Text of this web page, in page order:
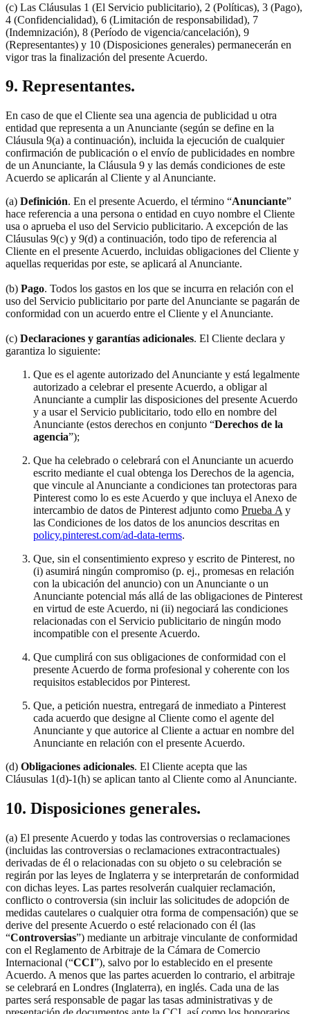
(c) Las Cláusulas 1 (El Servicio publicitario), 2 (Políticas), 3 (Pago),
4 (Confidencialidad), 6 (Limitación de responsabilidad), 7
(Indemnización), 8 (Período de vigencia/cancelación), 9
(Representantes) y 10 (Disposiciones generales) permanecerán en
vigor tras la finalización del presente Acuerdo.
9. Representantes.
En caso de que el Cliente sea una agencia de publicidad u otra
entidad que representa a un Anunciante (según se define en la
Cláusula 9(a) a continuación), incluida la ejecución de cualquier
confirmación de publicación o el envío de publicidades en nombre
de un Anunciante, la Cláusula 9 y las demás condiciones de este
Acuerdo se aplicarán al Cliente y al Anunciante.
(a) Definición. En el presente Acuerdo, el término “Anunciante”
hace referencia a una persona o entidad en cuyo nombre el Cliente
usa o aprueba el uso del Servicio publicitario. A excepción de las
Cláusulas 9(c) y 9(d) a continuación, todo tipo de referencia al
Cliente en el presente Acuerdo, incluidas obligaciones del Cliente y
aquellas requeridas por este, se aplicará al Anunciante.
(b) Pago. Todos los gastos en los que se incurra en relación con el
uso del Servicio publicitario por parte del Anunciante se pagarán de
conformidad con un acuerdo entre el Cliente y el Anunciante.
(c) Declaraciones y garantías adicionales. El Cliente declara y
garantiza lo siguiente:
Que es el agente autorizado del Anunciante y está legalmente
autorizado a celebrar el presente Acuerdo, a obligar al
Anunciante a cumplir las disposiciones del presente Acuerdo
y a usar el Servicio publicitario, todo ello en nombre del
Anunciante (estos derechos en conjunto “Derechos de la
agencia”);
Que ha celebrado o celebrará con el Anunciante un acuerdo
escrito mediante el cual obtenga los Derechos de la agencia,
que vincule al Anunciante a condiciones tan protectoras para
Pinterest como lo es este Acuerdo y que incluya el Anexo de
intercambio de datos de Pinterest adjunto como Prueba A y
las Condiciones de los datos de los anuncios descritas en
policy.pinterest.com/ad-data-terms.
Que, sin el consentimiento expreso y escrito de Pinterest, no
(i) asumirá ningún compromiso (p. ej., promesas en relación
con la ubicación del anuncio) con un Anunciante o un
Anunciante potencial más allá de las obligaciones de Pinterest
en virtud de este Acuerdo, ni (ii) negociará las condiciones
relacionadas con el Servicio publicitario de ningún modo
incompatible con el presente Acuerdo.
Que cumplirá con sus obligaciones de conformidad con el
presente Acuerdo de forma profesional y coherente con los
requisitos establecidos por Pinterest.
Que, a petición nuestra, entregará de inmediato a Pinterest
cada acuerdo que designe al Cliente como el agente del
Anunciante y que autorice al Cliente a actuar en nombre del
Anunciante en relación con el presente Acuerdo.
(d) Obligaciones adicionales. El Cliente acepta que las
Cláusulas 1(d)-1(h) se aplican tanto al Cliente como al Anunciante.
10. Disposiciones generales.
(a) El presente Acuerdo y todas las controversias o reclamaciones
(incluidas las controversias o reclamaciones extracontractuales)
derivadas de él o relacionadas con su objeto o su celebración se
regirán por las leyes de Inglaterra y se interpretarán de conformidad
con dichas leyes. Las partes resolverán cualquier reclamación,
conflicto o controversia (sin incluir las solicitudes de adopción de
medidas cautelares o cualquier otra forma de compensación) que se
derive del presente Acuerdo o esté relacionado con él (las
“Controversias”) mediante un arbitraje vinculante de conformidad
con el Reglamento de Arbitraje de la Cámara de Comercio
Internacional (“CCI”), salvo por lo establecido en el presente
Acuerdo. A menos que las partes acuerden lo contrario, el arbitraje
se celebrará en Londres (Inglaterra), en inglés. Cada una de las
partes será responsable de pagar las tasas administrativas y de